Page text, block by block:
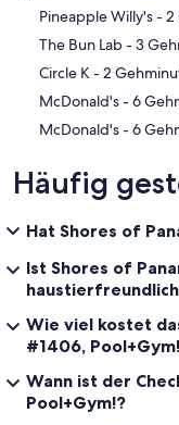
‪The Bun
‪Circle K - ‬2
‪McDonald's
‪McDonald's
Häufig
Hat Shores of
Ist Shores of
Wie viel kostet
#1406,
Wann ist der
Pool+Gym!?